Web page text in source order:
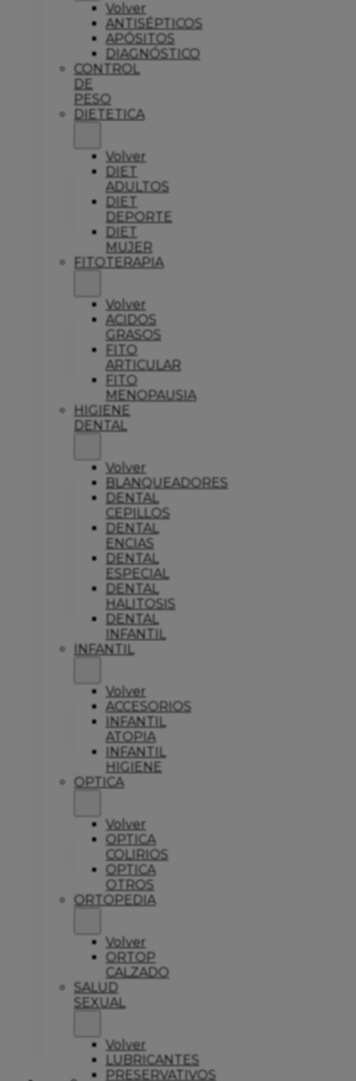
Volver
ANTISÉPTICOS
APÓSITOS
DIAGNÓSTICO
CONTROL
DE
PESO
DIETETICA
Volver
DIET
ADULTOS
DIET
DEPORTE
DIET
MUJER
FITOTERAPIA
Volver
ACIDOS
GRASOS
FITO
ARTICULAR
FITO
MENOPAUSIA
HIGIENE
DENTAL
Volver
BLANQUEADORES
DENTAL
CEPILLOS
DENTAL
ENCIAS
DENTAL
ESPECIAL
DENTAL
HALITOSIS
DENTAL
INFANTIL
INFANTIL
Volver
ACCESORIOS
INFANTIL
ATOPIA
INFANTIL
HIGIENE
OPTICA
Volver
OPTICA
COLIRIOS
OPTICA
OTROS
ORTOPEDIA
Volver
ORTOP
CALZADO
SALUD
SEXUAL
Volver
LUBRICANTES
PRESERVATIVOS